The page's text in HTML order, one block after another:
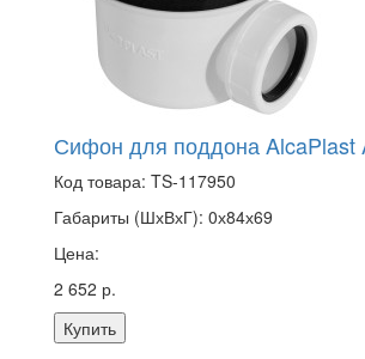
Сифон для поддона AlcaPlast
Код товара: TS-117950
Габариты (ШхВхГ): 0х84х69
Цена:
2 652 р.
Купить